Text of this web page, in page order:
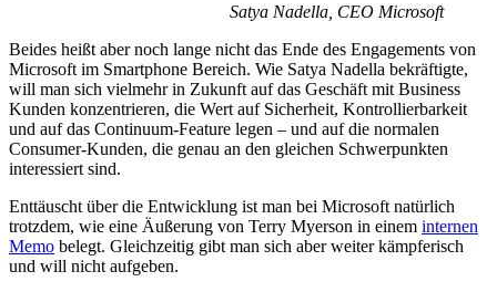
Satya Nadella, CEO Microsoft
Beides heißt aber noch lange nicht das Ende des Engagements von
Microsoft im Smartphone Bereich. Wie Satya Nadella bekräftigte,
will man sich vielmehr in Zukunft auf das Geschäft mit Business
Kunden konzentrieren, die Wert auf Sicherheit, Kontrollierbarkeit
und auf das Continuum-Feature legen – und auf die normalen
Consumer-Kunden, die genau an den gleichen Schwerpunkten
interessiert sind.
Enttäuscht über die Entwicklung ist man bei Microsoft natürlich
trotzdem, wie eine Äußerung von Terry Myerson in einem internen
Memo belegt. Gleichzeitig gibt man sich aber weiter kämpferisch
und will nicht aufgeben.